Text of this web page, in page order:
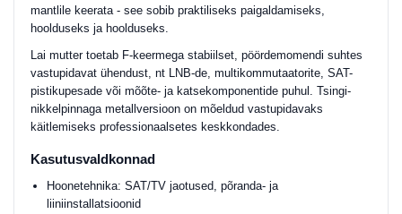
mantlile keerata - see sobib praktiliseks paigaldamiseks,
hoolduseks ja hoolduseks.
Lai mutter toetab F-keermega stabiilset, pöördemomendi suhtes
vastupidavat ühendust, nt LNB-de, multikommutaatorite, SAT-
pistikupesade või mõõte- ja katsekomponentide puhul. Tsingi-
nikkelpinnaga metallversioon on mõeldud vastupidavaks
käitlemiseks professionaalsetes keskkondades.
Kasutusvaldkonnad
Hoonetehnika: SAT/TV jaotused, põranda- ja
liiniinstallatsioonid